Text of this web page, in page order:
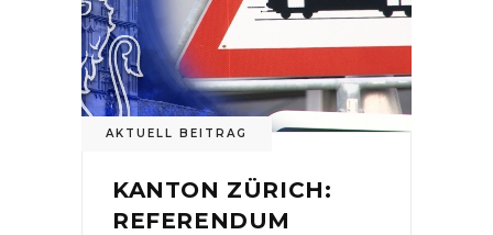
AKTUELL BEITRAG
KANTON ZÜRICH:
REFERENDUM